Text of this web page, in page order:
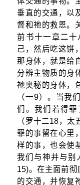
垂直的交通，以
督和祂的救恩。
前书十一章二十
己，然后吃这饼
那身体，就是给
分辨主物质的身
祂奥秘的身体，
（一9）。当我
们。我们若得
（罗十二18，
罪的事留在心里
样的事，也会使
我们与神并与别
15)。在主面前
的交通，并恢复